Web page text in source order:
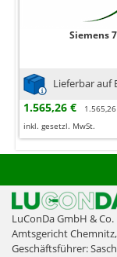
Siemens
Lieferbar auf
1.565,26 €
inkl. gesetzl. MwSt.
LuConDa GmbH & Co.
Amtsgericht
Geschäftsführer: